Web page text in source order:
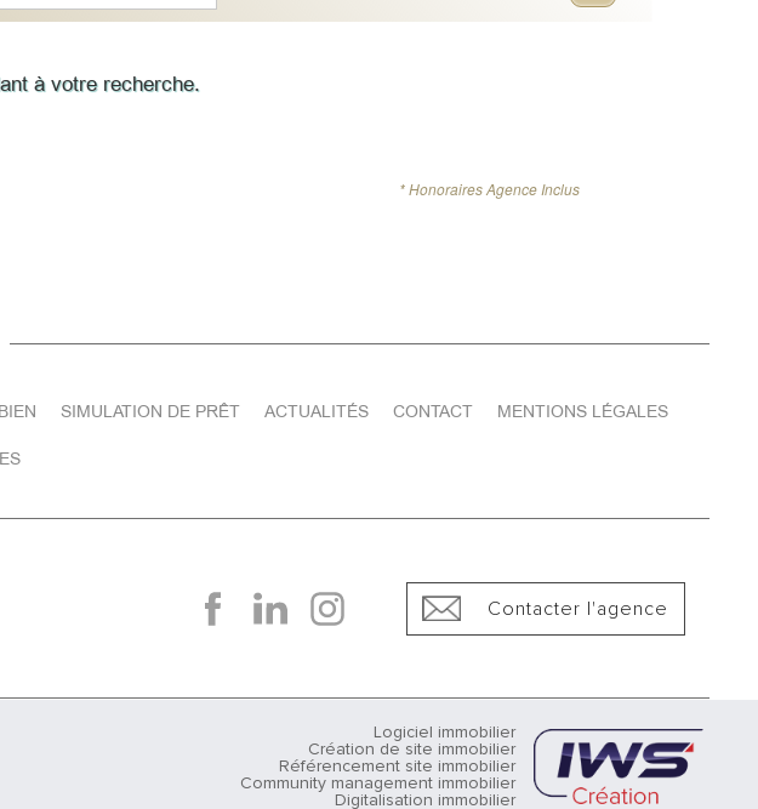
à votre recherche.
* Honoraires Agence Inclus
SIMULATION DE PRÊT ACTUALITÉS CONTACT MENTIONS LÉGALES
Contacter l'agence
Logiciel immobilier
Création de site immobilier
Référencement site immobilier
Community management immobilier
Digitalisation immobilier